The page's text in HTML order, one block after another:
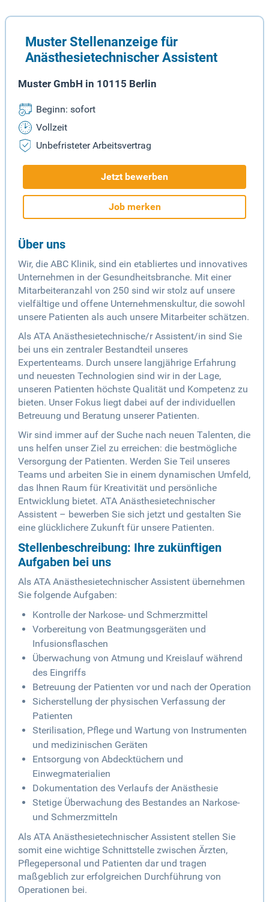
Muster Stellenanzeige für
Anästhesietechnischer Assistent
Muster GmbH in 10115 Berlin
Beginn: sofort
Vollzeit
Unbefristeter Arbeitsvertrag
Jetzt bewerben
Job merken
Über uns
Wir, die ABC Klinik, sind ein etabliertes und innovatives
Unternehmen in der Gesundheitsbranche. Mit einer
Mitarbeiteranzahl von 250 sind wir stolz auf unsere
vielfältige und offene Unternehmenskultur, die sowohl
unsere Patienten als auch unsere Mitarbeiter schätzen.
Als ATA Anästhesietechnische/r Assistent/in sind Sie
bei uns ein zentraler Bestandteil unseres
Expertenteams. Durch unsere langjährige Erfahrung
und neuesten Technologien sind wir in der Lage,
unseren Patienten höchste Qualität und Kompetenz zu
bieten. Unser Fokus liegt dabei auf der individuellen
Betreuung und Beratung unserer Patienten.
Wir sind immer auf der Suche nach neuen Talenten, die
uns helfen unser Ziel zu erreichen: die bestmögliche
Versorgung der Patienten. Werden Sie Teil unseres
Teams und arbeiten Sie in einem dynamischen Umfeld,
das Ihnen Raum für Kreativität und persönliche
Entwicklung bietet. ATA Anästhesietechnischer
Assistent – bewerben Sie sich jetzt und gestalten Sie
eine glücklichere Zukunft für unsere Patienten.
Stellenbeschreibung: Ihre zukünftigen
Aufgaben bei uns
Als ATA Anästhesietechnischer Assistent übernehmen
Sie folgende Aufgaben:
Kontrolle der Narkose- und Schmerzmittel
Vorbereitung von Beatmungsgeräten und
Infusionsflaschen
Überwachung von Atmung und Kreislauf während
des Eingriffs
Betreuung der Patienten vor und nach der Operation
Sicherstellung der physischen Verfassung der
Patienten
Sterilisation, Pflege und Wartung von Instrumenten
und medizinischen Geräten
Entsorgung von Abdecktüchern und
Einwegmaterialien
Dokumentation des Verlaufs der Anästhesie
Stetige Überwachung des Bestandes an Narkose-
und Schmerzmitteln
Als ATA Anästhesietechnischer Assistent stellen Sie
somit eine wichtige Schnittstelle zwischen Ärzten,
Pflegepersonal und Patienten dar und tragen
maßgeblich zur erfolgreichen Durchführung von
Operationen bei.